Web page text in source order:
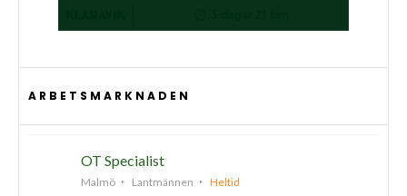
ARBETSMARKNADEN
OT Specialist
Malmö Lantmännen Heltid